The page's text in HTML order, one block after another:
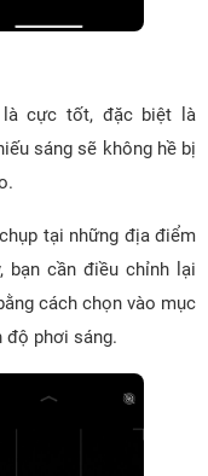
là cực tốt, đặc biệt là
sáng sẽ không hề bị
tại những địa điểm
bạn cần điều chỉnh lại
cách chọn vào mục
độ phơi sáng.